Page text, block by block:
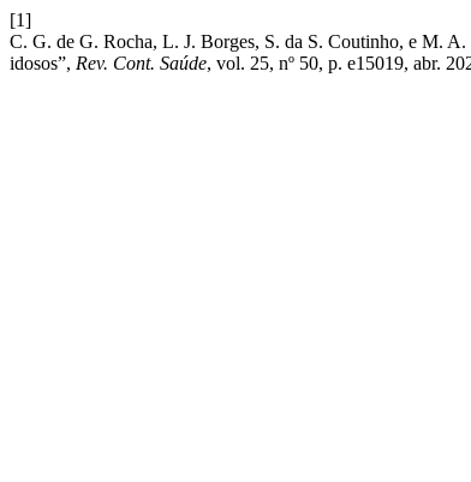
[1]
C. G. de G. Rocha, L. J. Borges, S. da S. Coutinho, e M. A.
idosos”, Rev. Cont. Saúde, vol. 25, nº 50, p. e15019, abr.